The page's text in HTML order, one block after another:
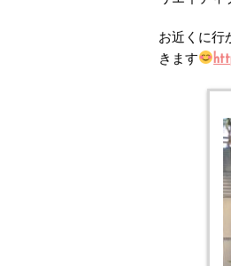
お近くに行
きます